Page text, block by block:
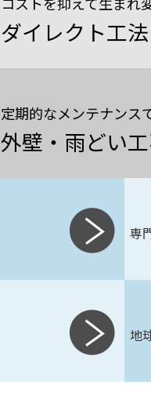
ダイレクト工法
定期的なメンテナンス
外壁・雨どい
専
地